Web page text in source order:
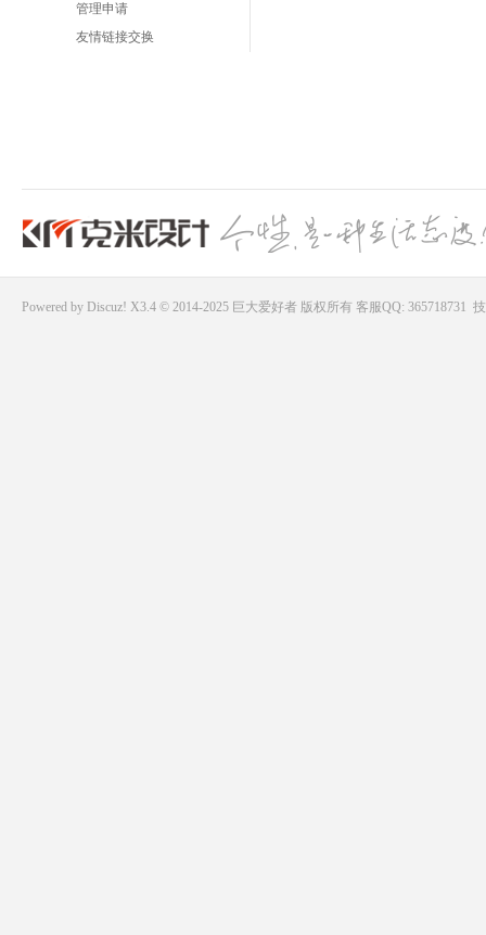
管理申请
友情链接交换
Powered by Discuz! X3.4 © 2014-2025 巨大爱好者版权所有 客服QQ: 365718731